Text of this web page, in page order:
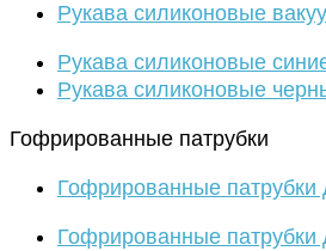
Рукава силиконовые
Рукава силиконовые
Рукава силиконовые
Гофрированные патрубки
Гофрированные патрубки
Гофрированные патрубки